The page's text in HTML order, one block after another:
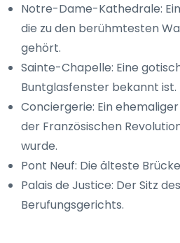
Notre-Dame-Kathedrale:
die zu den berühmtesten
gehört.
Sainte-Chapelle: Eine
Buntglasfenster bekannt ist.
Conciergerie: Ein
der Französischen
wurde.
Pont Neuf: Die älteste
Palais de Justice: Der Sitz
Berufungsgerichts.